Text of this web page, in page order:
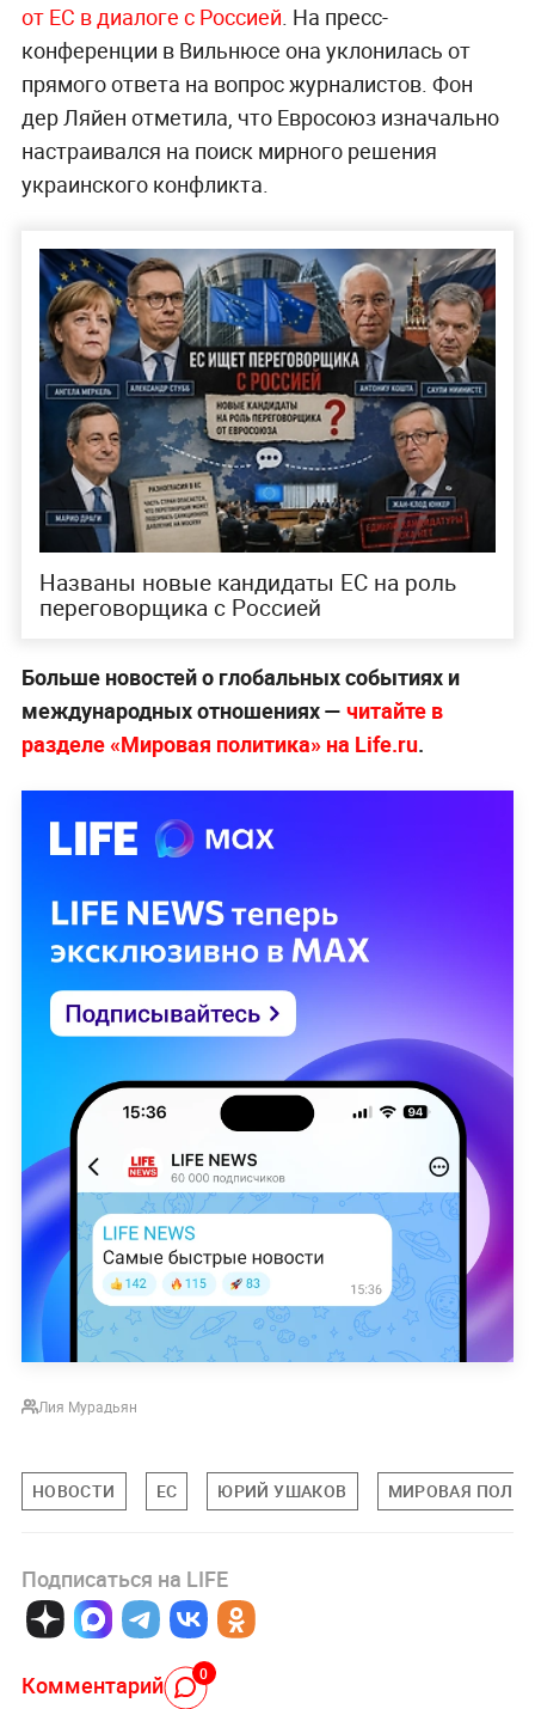
от ЕС в диалоге с Россией . На пресс-
конференции в Вильнюсе она уклонилась от
прямого ответа на вопрос журналистов. Фон
дер Ляйен отметила, что Евросоюз изначально
настраивался на поиск мирного решения
украинского конфликта.
Названы новые кандидаты ЕС на роль
переговорщика с Россией
Больше новостей о глобальных событиях и
международных отношениях — читайте в
разделе «Мировая политика» на Life.ru.
Лия Мурадьян
НОВОСТИ ЕС ЮРИЙ УШАКОВ МИРОВАЯ
Подписаться на LIFE
Комментарий 0